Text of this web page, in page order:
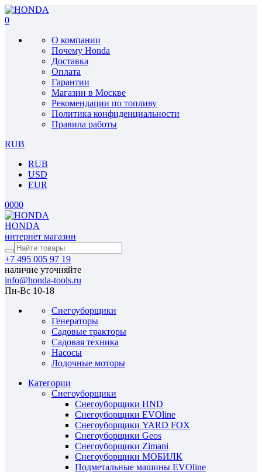
0
О компании
Почему Honda
Доставка
Оплата
Гарантии
Магазин в Москве
Рекомендации по топливу
Политика конфиденциальности
Правила работы
RUB
RUB
USD
EUR
0000
HONDA
интернет магазин
+7 495 005 97 19
наличие уточняйте
info@honda-tools.ru
Пн-Вс 10-18
Снегоуборщики
Генераторы
Садовые тракторы
Садовая техника
Насосы
Лодочные моторы
Категории
Снегоуборщики
Снегоуборщики HND
Снегоуборщики EVOline
Снегоуборщики YARD FOX
Снегоуборщики Geos
Снегоуборщики Zimani
Снегоуборщики МОБИЛК
Подметальные машины EVOline